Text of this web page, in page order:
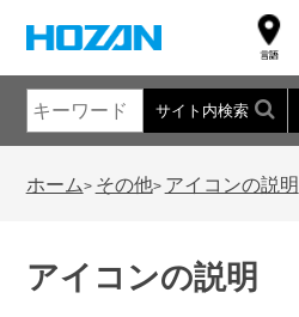
サイト内検索
ホーム> その他> アイコンの説明
アイコンの説明